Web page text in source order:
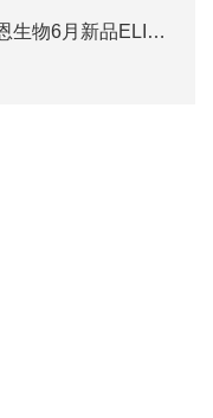
新品来袭常达恩生物6月新品ELISA发布会圆满落幕